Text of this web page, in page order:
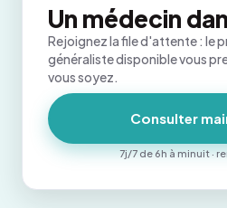
Un médecin
Rejoignez la file d'attente : le
généraliste disponible vous
vous soyez.
Consulter
7j/7 de 6h à minuit ·